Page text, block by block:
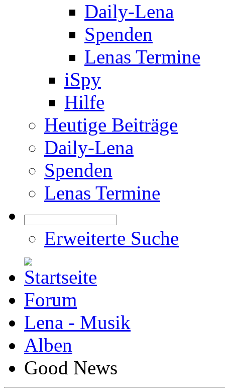
Daily-Lena
Spenden
Lenas Termine
iSpy
Hilfe
Heutige Beiträge
Daily-Lena
Spenden
Lenas Termine
Erweiterte Suche
Forum
Lena - Musik
Alben
Good News